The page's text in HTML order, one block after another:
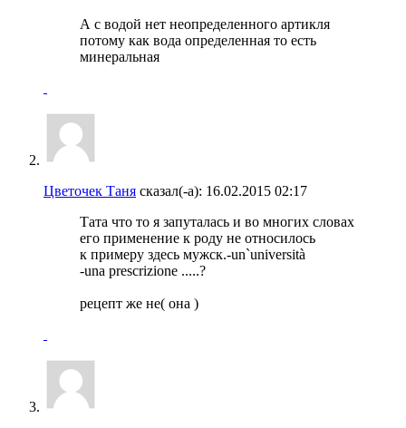
А с водой нет неопределенного артикля
потому как вода определенная то есть
минеральная
Цветочек Таня сказал(-а): 16.02.2015 02:17
Тата что то я запуталась и во многих словах
его применение к роду не относилось
к примеру здесь мужск.-un`università
-una prescrizione .....?
рецепт же не( она )